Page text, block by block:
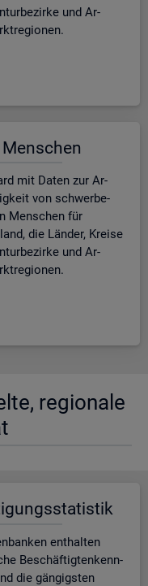
und Ar­
mit Daten zur Ar­
von schwer­be­
Men­schen für
die Län­der, Krei­se
und Ar­
re­gio­na­le
ent­hal­ten
Be­schäf­tig­ten­kenn­
die gän­gigs­ten